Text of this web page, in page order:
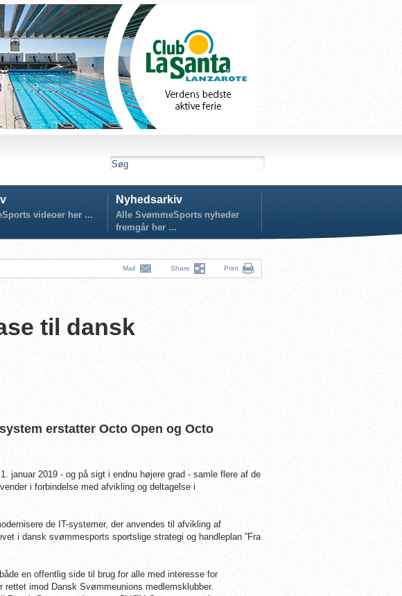
videoer her ...
Nyhedsarkiv
Alle SvømmeSports nyheder
fremgår her ...
Mail Share Print
til dansk
erstatter Octo Open og Octo
januar 2019 - og på sigt i endnu højere grad - samle flere af de
i forbindelse med afvikling og deltagelse i
de IT-systemer, der anvendes til afvikling af
i dansk svømmesports sportslige strategi og handleplan ”Fra
en offentlig side til brug for alle med interesse for
imod Dansk Svømmeunions medlemsklubber.